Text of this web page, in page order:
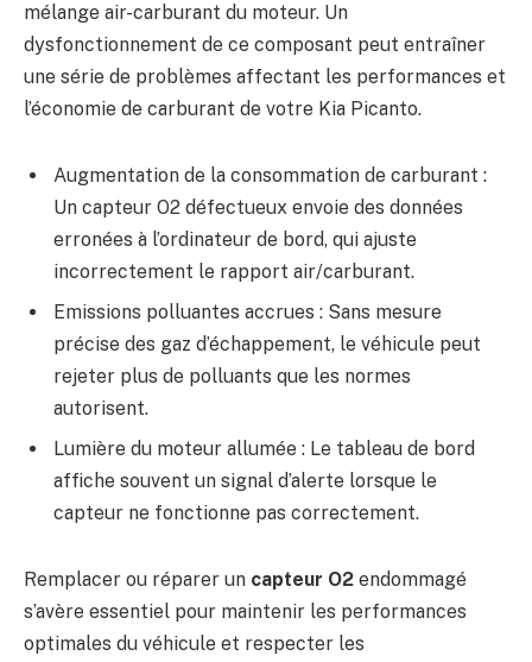
mélange air-carburant du moteur. Un
dysfonctionnement de ce composant peut entraîner
une série de problèmes affectant les performances et
l’économie de carburant de votre Kia Picanto.
Augmentation de la consommation de carburant :
Un capteur O2 défectueux envoie des données
erronées à l’ordinateur de bord, qui ajuste
incorrectement le rapport air/carburant.
Emissions polluantes accrues : Sans mesure
précise des gaz d’échappement, le véhicule peut
rejeter plus de polluants que les normes
autorisent.
Lumière du moteur allumée : Le tableau de bord
affiche souvent un signal d’alerte lorsque le
capteur ne fonctionne pas correctement.
Remplacer ou réparer un capteur O2 endommagé
s’avère essentiel pour maintenir les performances
optimales du véhicule et respecter les